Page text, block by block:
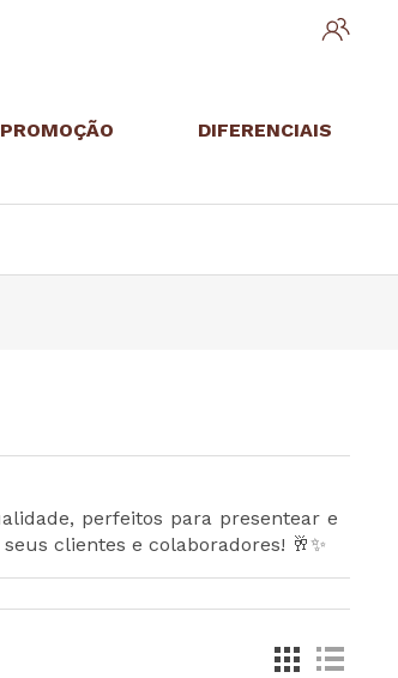
PROMOÇÃO DIFERENCIAIS
perfeitos para presentear e
clientes e colaboradores! 🥂✨